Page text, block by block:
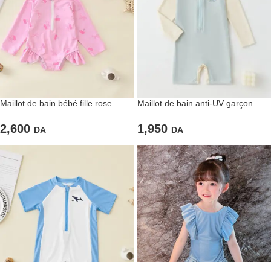
Maillot de bain bébé fille rose
2,600 DA
Maillot de bain anti-UV garçon
1,950 DA